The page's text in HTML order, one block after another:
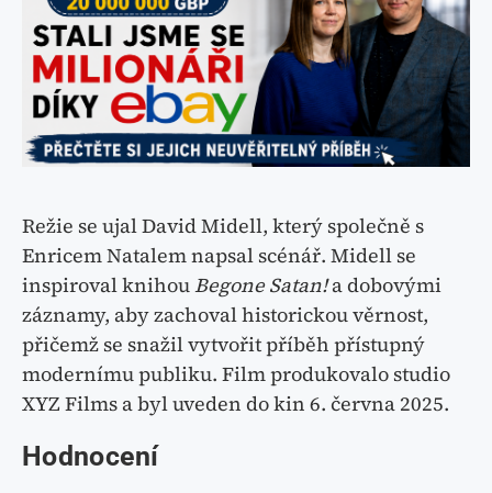
Režie se ujal David Midell, který společně s
Enricem Natalem napsal scénář. Midell se
inspiroval knihouBegone Satan!a dobovými
záznamy, aby zachoval historickou věrnost,
přičemž se snažil vytvořit příběh přístupný
modernímu publiku. Film produkovalo studio
XYZ Films a byl uveden do kin 6. června 2025.
Hodnocení